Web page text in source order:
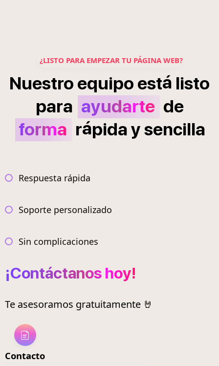
¿LISTO PARA EMPEZAR TU PÁGINA WEB?
Nuestro equipo está listo
para ayudarte de
forma rápidaysencilla
Respuesta rápida
Soporte personalizado
Sin complicaciones
¡Contáctanos hoy!
Te asesoramos gratuitamente 🤘
Contacto